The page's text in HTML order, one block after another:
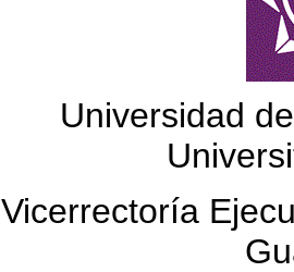
Universidad
Vicerrectoría